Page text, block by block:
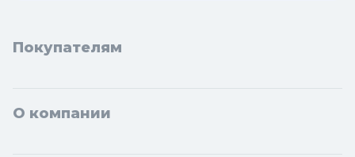
Покупателям
О компании